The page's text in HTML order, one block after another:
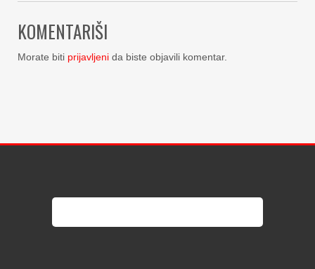
KOMENTARIŠI
Morate biti prijavljeni da biste objavili komentar.